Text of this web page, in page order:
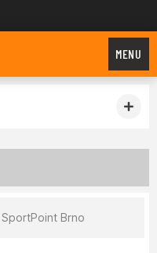
MENU
SportPoint Brno